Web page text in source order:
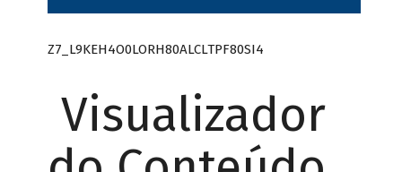
Z7_L9KEH4O0LORH80ALCLTPF80SI4
Visualizador